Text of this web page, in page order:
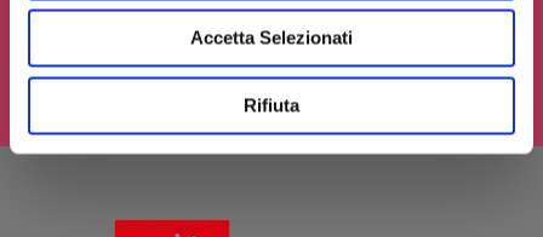
Accetta Selezionati
Rifiuta
INVIA IL TUO CONTRIBUTO